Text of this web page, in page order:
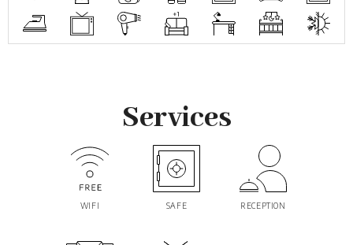
Services
WIFI SAFE RECEPTION